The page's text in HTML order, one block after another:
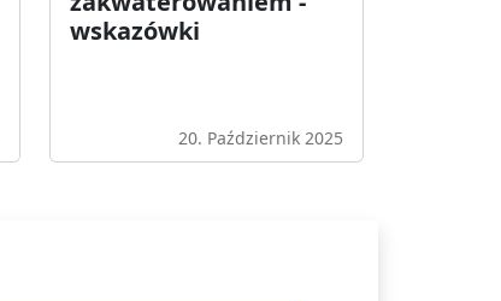
wskazówki
20. Październik 2025